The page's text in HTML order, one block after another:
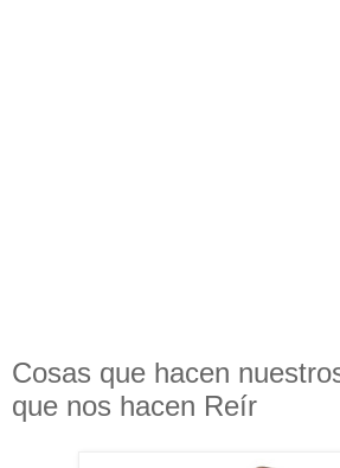
Cosas que hacen
que nos hacen Reír